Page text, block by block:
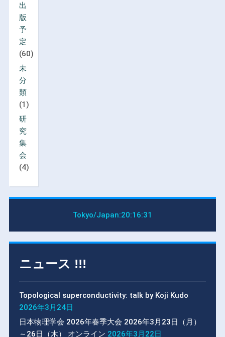
出
版
予
定
(60)
未
分
類
(1)
研
究
集
会
(4)
Tokyo/Japan:20:16:31
ニュース !!!
Topological superconductivity: talk by Koji Kudo
2026年3月24日
日本物理学会 2026年春季大会 2026年3月23日（月）
～26日（木） オンライン 2026年3月22日